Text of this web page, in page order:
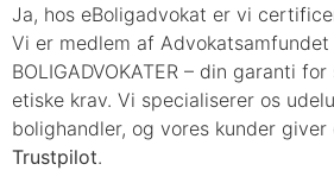
Ja, hos eBoligadvokat er vi
Vi er medlem af Advokatsamfundet
BOLIGADVOKATER – din garanti
etiske krav. Vi specialiserer os
bolighandler, og vores kunder giver
Trustpilot.